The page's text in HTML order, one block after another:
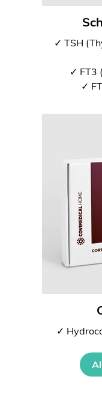
✓ TSH
✓ FT3
✓
✓